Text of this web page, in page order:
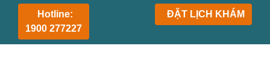
Hotline:
1900 277227
ĐẶT LỊCH KHÁM